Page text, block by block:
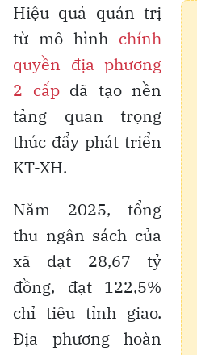
Hiệu quả quản trị
từ mô hình chính
quyền địa phương
2 cấpđã tạo nền
tảng quan trọng
thúc đẩy phát triển
KT-XH.
Năm 2025, tổng
thu ngân sách của
xã đạt 28,67 tỷ
đồng, đạt 122,5%
chỉ tiêu tỉnh giao.
Địa phương hoàn